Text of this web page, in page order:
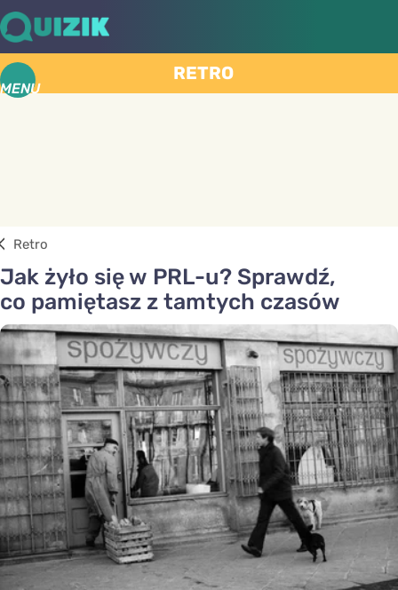
MENU
RETRO
Retro
Jak żyło się w PRL-u? Sprawdź,
co pamiętasz z tamtych czasów